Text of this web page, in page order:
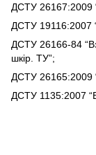
ДСТУ 26167:2009
ДСТУ 19116:2007
ДСТУ 26166-84
шкір. ТУ”;
ДСТУ 26165:2009
ДСТУ 1135:2007